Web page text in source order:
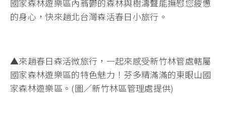
國家森林遊樂區內蓊鬱的森林與樹濤聲能撫慰您疲憊
的身心，快來趟北台灣森活春日小旅行。
▲來趟春日森活微旅行，一起來感受新竹林管處轄屬
國家森林遊樂區的特色魅力！芬多精滿滿的東眼山國
家森林遊樂區。(圖／新竹林區管理處提供)